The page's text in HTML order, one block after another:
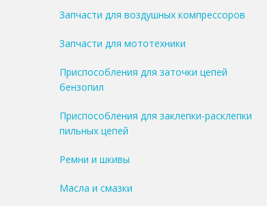
Запчасти для воздушных компрессоров
Запчасти для мототехники
Приспособления для заточки цепей
бензопил
Приспособления для заклепки-расклепки
пильных цепей
Ремни и шкивы
Масла и смазки